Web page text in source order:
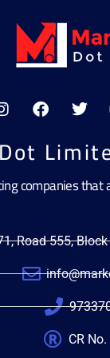
companies
Road 555,
CR